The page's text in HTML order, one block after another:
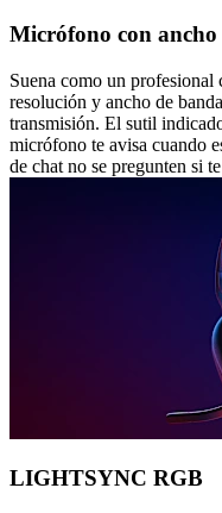
Micrófono con
Suena como un
resolución y ancho de
transmisión. El sutil
micrófono te avisa cuando
de chat no se pregunten si
LIGHTSYNC RGB